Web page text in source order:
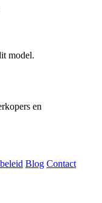
model.
en
Blog Contact